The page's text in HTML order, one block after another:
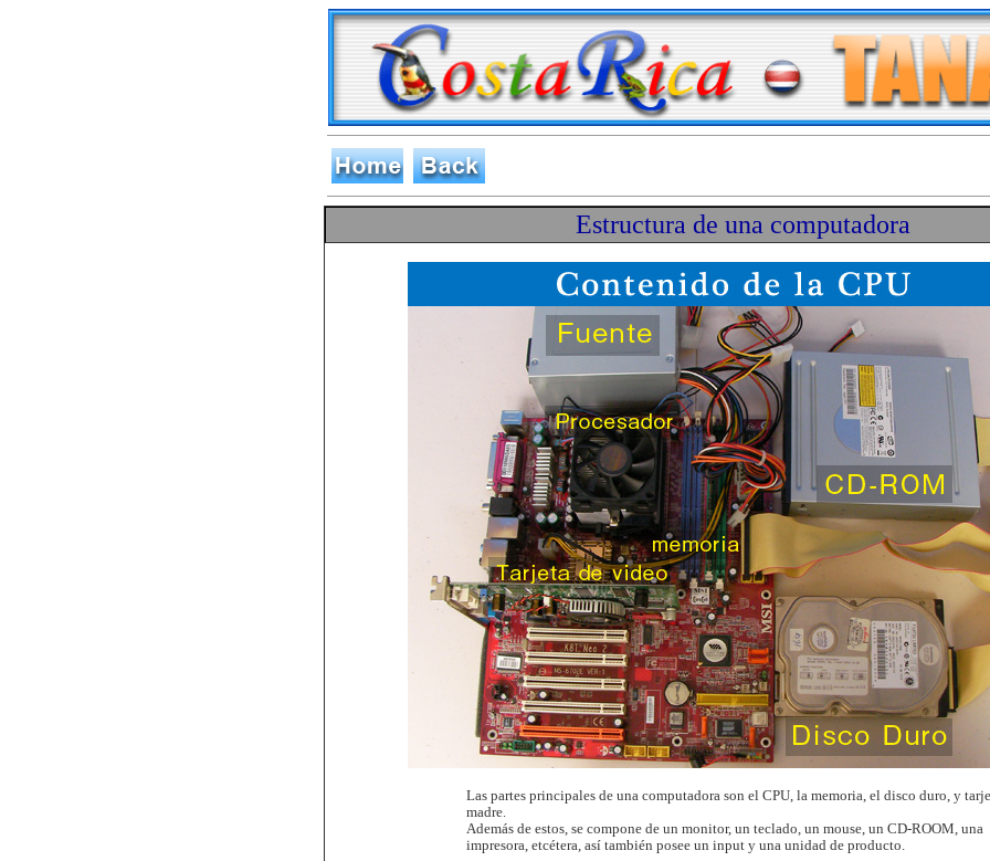
Estructura de una computadora
Las partes principales de una computadora son el CPU, la memoria, el disco duro, y
madre.
Además de estos, se compone de un monitor, un teclado, un mouse, un CD-ROOM, una
impresora, etcétera, así también posee un input y una unidad de producto.